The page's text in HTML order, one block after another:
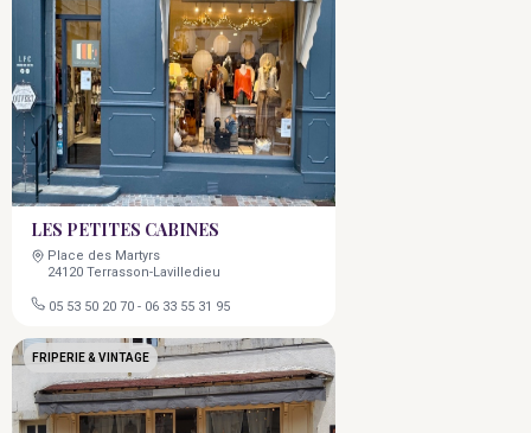
LES PETITES CABINES
Place des Martyrs
24120 Terrasson-Lavilledieu
05 53 50 20 70 - 06 33 55 31 95
FRIPERIE & VINTAGE